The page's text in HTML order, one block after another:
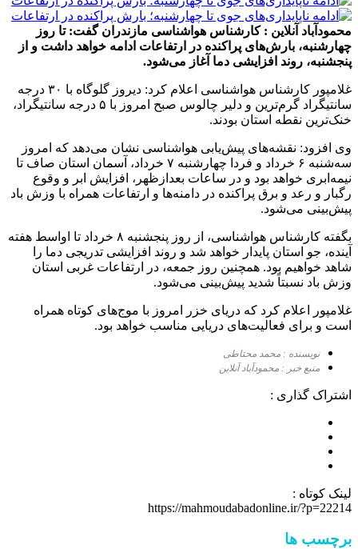
محمودآباد آنلاین : کارشناس هواشناسی مازندران گفت: تا روز
چهارشنبه، بارش‌های پراکنده در ارتفاعات ادامه خواهد داشت و از
پنجشنبه، روند افزایشی دما آغاز می‌شود.
غلامپور کارشناس هواشناسی اعلام کرد: دیروز گلوگاه با ۳۰ درجه
سانتیگراد گرم‌ترین و دلیر چالوس صبح امروز با ۵ درجه سانتیگراد،
خنک‌ترین نقطه استان بودند.
وی افزود: نقشه‌های پیش‌یابی هواشناسی نشان می‌دهد که امروز
سه‌شنبه ۶ خرداد و فردا چهارشنبه ۷ خرداد، آسمان استان صاف تا
نیمه‌ابری خواهد بود و در ساعات بعدازظهر، افزایش ابر و وقوع
رگبار و رعد و برق پراکنده در دامنه‌ها و ارتفاعات همراه با وزش باد
پیش‌بینی می‌شود.
بگفته کارشناس هواشناسی، از روز پنجشنبه ۸ خرداد تا اواسط هفته
آینده، جو استان پایدار خواهد شد و روند افزایشی تدریجی دما را
شاهد خواهیم بود. همچنین روز جمعه، در ارتفاعات غربی استان
وزش باد نسبتاً شدید پیش‌بینی می‌شود.
غلامپور اعلام کرد که دریای خزر امروز با موج‌های کوتاه همراه
است و برای فعالیت‌های دریایی مناسب خواهد بود.
نویسنده : محمد محتاطی
منبع خبر : محمودآباد آنلاین
اشتراک گذاری :
لینک کوتاه :
https://mahmoudabadonline.ir/?p=22214
برچسب ها